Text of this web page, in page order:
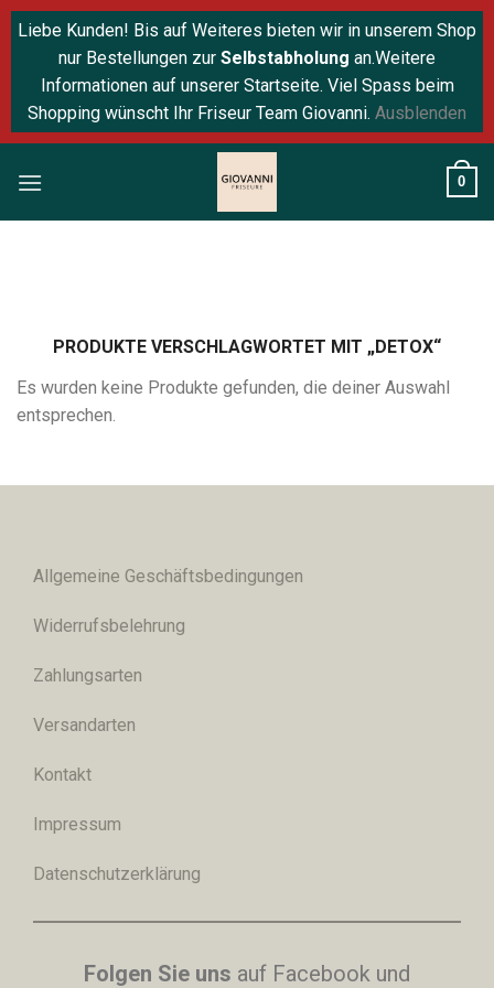
Liebe Kunden! Bis auf Weiteres bieten wir in unserem Shop
nur Bestellungen zur Selbstabholung an.Weitere
Informationen auf unserer Startseite. Viel Spass beim
Shopping wünscht Ihr Friseur Team Giovanni. Ausblenden
0
PRODUKTE VERSCHLAGWORTET MIT „DETOX“
Es wurden keine Produkte gefunden, die deiner Auswahl
entsprechen.
Allgemeine Geschäftsbedingungen
Widerrufsbelehrung
Zahlungsarten
Versandarten
Kontakt
Impressum
Datenschutzerklärung
Folgen Sie uns auf Facebook und